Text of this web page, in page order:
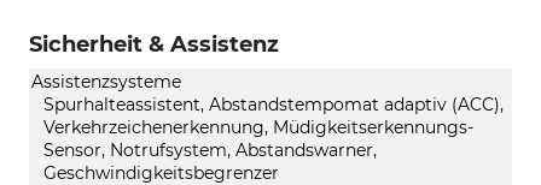
Sicherheit & Assistenz
Assistenzsysteme
Spurhalteassistent, Abstandstempomat adaptiv (ACC),
Verkehrzeichenerkennung, Müdigkeitserkennungs-
Sensor, Notrufsystem, Abstandswarner,
Geschwindigkeitsbegrenzer